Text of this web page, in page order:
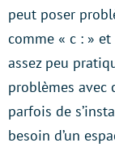
peut poser
comme « c : » et
assez peu
problèmes avec
parfois de
besoin d’un